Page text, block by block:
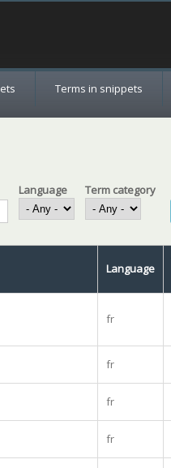
Terms in snippets
Language Term category
Language
fr
fr
fr
fr